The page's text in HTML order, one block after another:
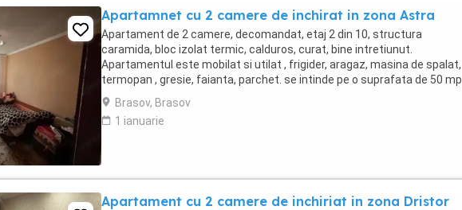
Apartamnet cu 2 camere de inchirat in zona Astra
Apartament de 2 camere, decomandat, etaj 2 din 10, structura
caramida, bloc izolat termic, calduros, curat, bine intretiunut.
Apartamentul este mobilat si utilat , frigider, aragaz, masina de spalat,
termopan , gresie, faianta, parchet. se intinde pe o suprafata de 50 mp
utili. Este situat aproape ...
Brasov, Brasov
1 ianuarie
Apartament cu 2 camere de inchiriat in zona Dristor